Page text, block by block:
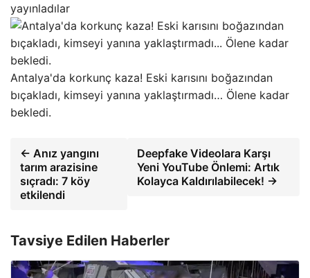
yayınladılar
Antalya'da korkunç kaza! Eski karısını boğazından
bıçakladı, kimseyi yanına yaklaştırmadı… Ölene kadar
bekledi.
← Anız yangını
tarım arazisine
sıçradı: 7 köy
etkilendi
Deepfake Videolara Karşı
Yeni YouTube Önlemi: Artık
Kolayca Kaldırılabilecek! →
Tavsiye Edilen Haberler